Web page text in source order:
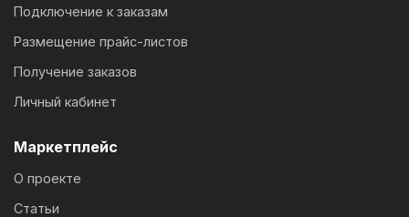
Подключение к заказам
Размещение прайс-листов
Получение заказов
Личный кабинет
Маркетплейс
О проекте
Статьи